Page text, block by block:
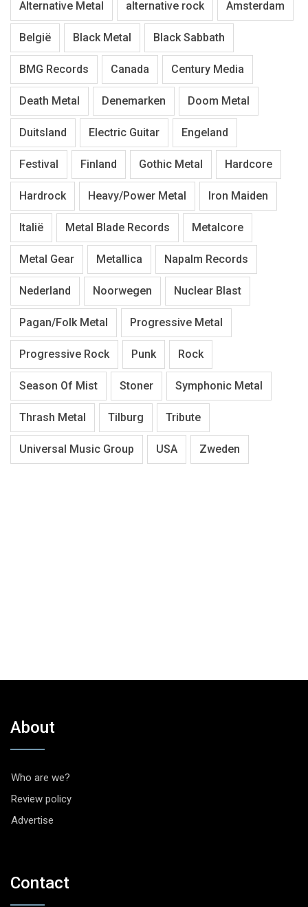
Alternative Metal alternative rock Amsterdam
België Black Metal Black Sabbath
BMG Records Canada Century Media
Death Metal Denemarken Doom Metal
Duitsland Electric Guitar Engeland
Festival Finland Gothic Metal Hardcore
Hardrock Heavy/Power Metal Iron Maiden
Italië Metal Blade Records Metalcore
Metal Gear Metallica Napalm Records
Nederland Noorwegen Nuclear Blast
Pagan/Folk Metal Progressive Metal
Progressive Rock Punk Rock
Season Of Mist Stoner Symphonic Metal
Thrash Metal Tilburg Tribute
Universal Music Group USA Zweden
About
Who are we?
Review policy
Advertise
Contact